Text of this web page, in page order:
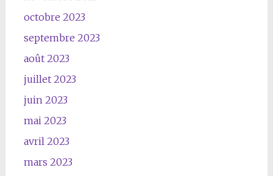
octobre 2023
septembre 2023
août 2023
juillet 2023
juin 2023
mai 2023
avril 2023
mars 2023